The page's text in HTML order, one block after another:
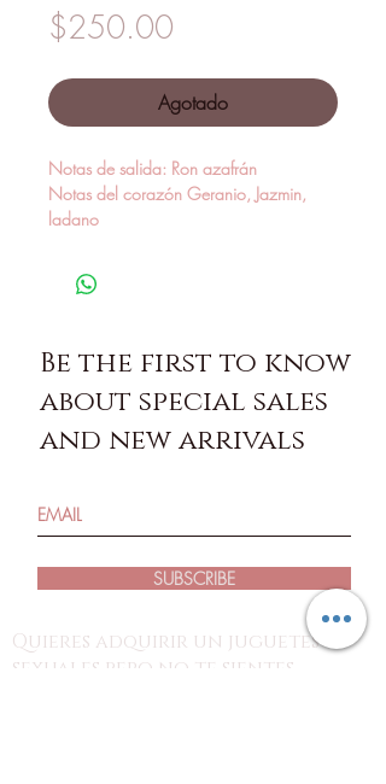
$250.00
Agotado
Notas de salida: Ron azafrán
Notas del corazón Geranio, Jazmin,
ladano
Be the first to know
about special sales
and new arrivals
SUBSCRIBE
Quieres adquirir un juguetes
sexuales pero no te sientes